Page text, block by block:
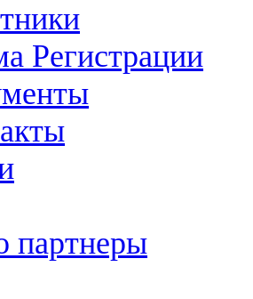
Регистрации
партнеры